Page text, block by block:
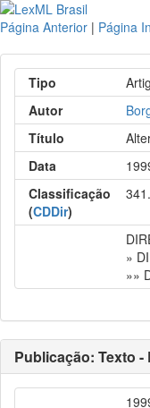
Página Anterior | Página
Tipo
Autor
Título
Data
Classificação
(CDDir)
»
»»
Publicação: Texto